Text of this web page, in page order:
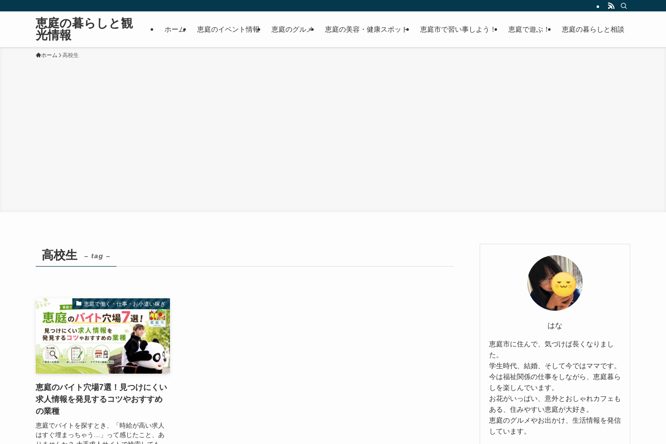
恵庭の暮らしと観
光情報
ホーム 恵庭のイベント情報 恵庭のグルメ 恵庭の美容・健康スポット 恵庭市で習い事しよう！ 恵庭で遊ぶ！ 恵庭の暮らしと相談
ホーム 高校生
高校生 – tag –
恵庭で働く・仕事・お小遣い稼ぎ
恵庭のバイト穴場7選！見つけにくい
求人情報を発見するコツやおすすめ
の業種
恵庭でバイトを探すとき、「時給が高い求人
はすぐ埋まっちゃう…」って感じたこと、あ
はな
恵庭市に住んで、気づけば長くなりまし
た。
学生時代、結婚、そして今ではママです。
今は福祉関係の仕事をしながら、恵庭暮ら
しを楽しんでいます。
お花がいっぱい、意外とおしゃれカフェも
ある、住みやすい恵庭が大好き。
恵庭のグルメやお出かけ、生活情報を発信
しています。